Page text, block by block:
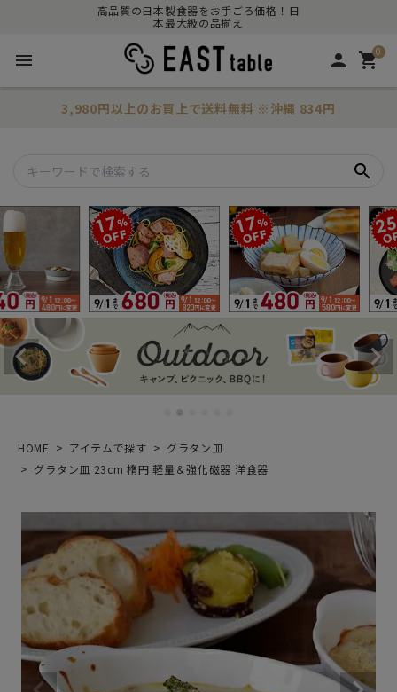
高品質の日本製食器をお手ごろ価格！日
本最大級の品揃え
menu person 0
shopping_cart
3,980円以上のお買上で送料無料 ※沖縄 834円
search
HOME アイテムで探す
グラタン皿
グラタン皿 23cm 楕円 軽量＆強化磁器 洋食器